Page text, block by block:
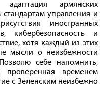
адаптация армянских
управления и
иностранных
кибербезопасность и
хотя каждый из этих
мысли о неизбежности
себе напомнить,
проверенная временем
с Зеленским неизбежно